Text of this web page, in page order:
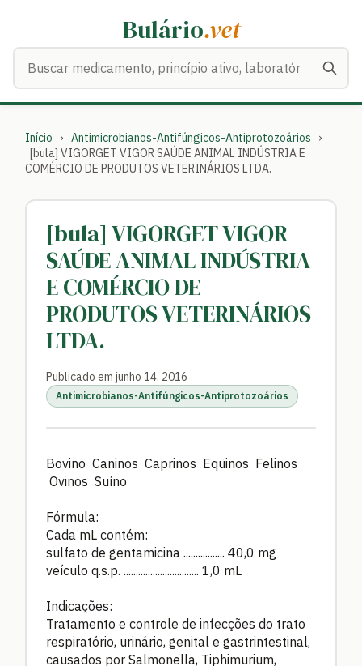
Bulário.vet
Início › Antimicrobianos-Antifúngicos-Antiprotozoários
›
[bula] VIGORGET VIGOR SAÚDE ANIMAL INDÚSTRIA E
COMÉRCIO DE PRODUTOS VETERINÁRIOS LTDA.
[bula] VIGORGET VIGOR
SAÚDE ANIMAL INDÚSTRIA
E COMÉRCIO DE
PRODUTOS VETERINÁRIOS
LTDA.
Publicado em junho 14, 2016
Antimicrobianos-Antifúngicos-Antiprotozoários
Bovino Caninos Caprinos Eqüinos Felinos
Ovinos Suíno
Fórmula:
Cada mL contém:
sulfato de gentamicina ................. 40,0 mg
veículo q.s.p. ............................... 1,0 mL
Indicações:
Tratamento e controle de infecções do trato
respiratório, urinário, genital e gastrintestinal,
causados por Salmonella, Tiphimurium,